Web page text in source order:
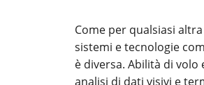
Come per qualsiasi
sistemi e tecnologie
è diversa. Abilità di
analisi di dati visivi e